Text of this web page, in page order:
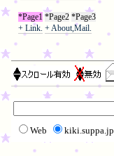
Web kiki.suppa.jp